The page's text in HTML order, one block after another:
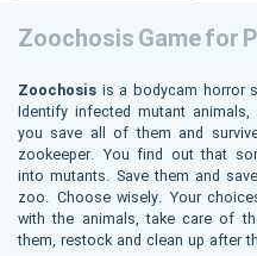
Zoochosis Game for
Zoochosis is a bodycam horror
Identify infected mutant
you save all of them and
zookeeper. You find out that
into mutants. Save them and
zoo. Choose wisely. Your
with the animals, take care of
them, restock and clean up after